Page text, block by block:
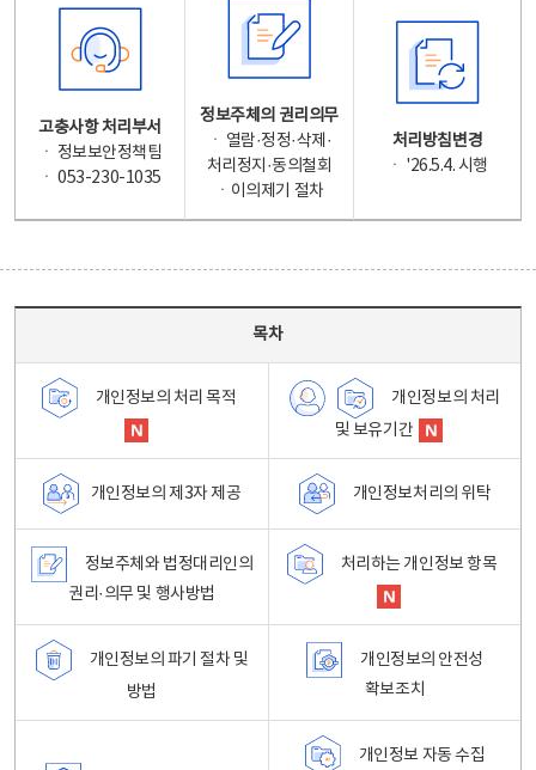
고충사항 처리부서
ㆍ 정보보안정책팀
ㆍ 053-230-1035
정보주체의 권리의무
ㆍ 열람·정정·삭제·
처리정지·동의철회
ㆍ이의제기 절차
처리방침변경
ㆍ '26.5.4. 시행
목차
개인정보의 처리 목적
개인정보의 처리
및 보유기간
개인정보의 제3자 제공 개인정보처리의 위탁
정보주체와 법정대리인의
권리·의무 및 행사방법
처리하는 개인정보 항목
개인정보의 파기 절차 및
방법
개인정보의 안전성
확보조치
개인정보 자동 수집